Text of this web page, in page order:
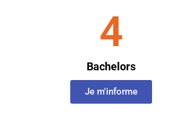
Bachelors
4
Je m'informe